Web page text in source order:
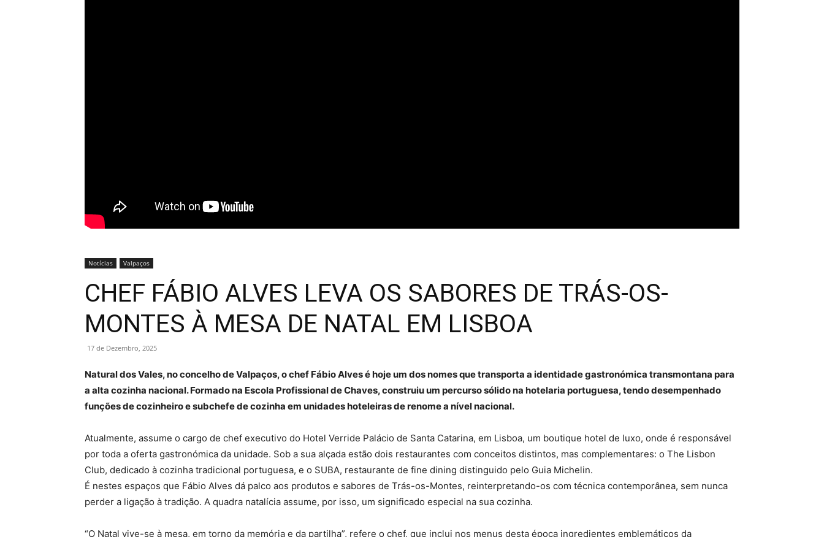
Notícias Valpaços
CHEF FÁBIO ALVES LEVA OS SABORES DE TRÁS-OS-
MONTES À MESA DE NATAL EM LISBOA
17 de Dezembro, 2025
Natural dos Vales, no concelho de Valpaços, o chef Fábio Alves é hoje um dos nomes que transporta a identidade gastronómica transmontana para
a alta cozinha nacional. Formado na Escola Profissional de Chaves, construiu um percurso sólido na hotelaria portuguesa, tendo desempenhado
funções de cozinheiro e subchefe de cozinha em unidades hoteleiras de renome a nível nacional.
Atualmente, assume o cargo de chef executivo do Hotel Verride Palácio de Santa Catarina, em Lisboa, um boutique hotel de luxo, onde é responsável
por toda a oferta gastronómica da unidade. Sob a sua alçada estão dois restaurantes com conceitos distintos, mas complementares: o The Lisbon
Club, dedicado à cozinha tradicional portuguesa, e o SUBA, restaurante de fine dining distinguido pelo Guia Michelin.
É nestes espaços que Fábio Alves dá palco aos produtos e sabores de Trás-os-Montes, reinterpretando-os com técnica contemporânea, sem nunca
perder a ligação à tradição. A quadra natalícia assume, por isso, um significado especial na sua cozinha.
“O Natal vive-se à mesa, em torno da memória e da partilha”, refere o chef, que inclui nos menus desta época ingredientes emblemáticos da